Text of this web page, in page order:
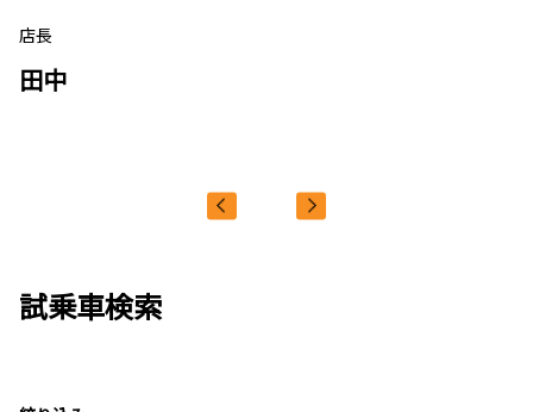
店長
田中
試乗車検索